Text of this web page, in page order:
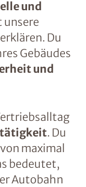
und
unsere
Du
Gebäudes
und
. Du
maximal
bedeutet,
Autobahn